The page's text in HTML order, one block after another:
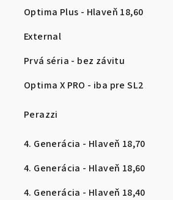
Optima Plus - Hlaveň 18,60
External
Prvá séria - bez závitu
Optima X PRO - iba pre SL2
Perazzi
4. Generácia - Hlaveň 18,70
4. Generácia - Hlaveň 18,60
4. Generácia - Hlaveň 18,40